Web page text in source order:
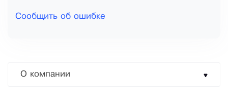
Сообщить об ошибке
О компании